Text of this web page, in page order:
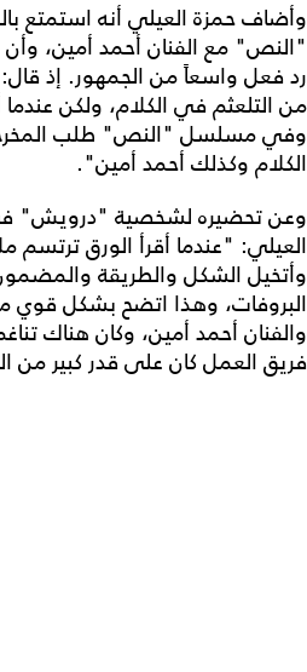
وأضاف حمزة العيلي أنه استمتع
"النص" مع الفنان أحمد أمين،
رد فعل واسعاً من الجمهور. إذ
من التلعثم في الكلام، ولكن
وفي مسلسل "النص" طلب
الكلام وكذلك أحمد أمين".
وعن تحضيره لشخصية
العيلي: "عندما أقرأ الورق
وأتخيل الشكل والطريقة
البروفات، وهذا اتضح بشكل قوي
والفنان أحمد أمين، وكان هناك
فريق العمل كان على قدر كبير من